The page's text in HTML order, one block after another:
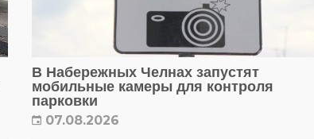
В Набережных Челнах запустят
мобильные камеры для контроля
парковки
07.08.2026